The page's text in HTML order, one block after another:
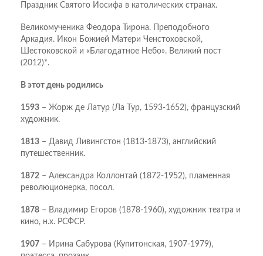
Праздник Святого Иосифа в католических странах.
Великомученика Феодора Тирона. Преподобного
Аркадия. Икон Божией Матери Ченстоховской,
Шестоковской и «Благодатное Небо». Великий пост
(2012)*.
В этот день родились
1593 – Жорж де Латур (Ла Тур, 1593-1652), французский
художник.
1813 – Давид Ливингстон (1813-1873), английский
путешественник.
1872 – Александра Коллонтай (1872-1952), пламенная
революционерка, посол.
1878 – Владимир Егоров (1878-1960), художник театра и
кино, н.х. РСФСР.
1907 – Ирина Сабурова (Купитонская, 1907-1979),